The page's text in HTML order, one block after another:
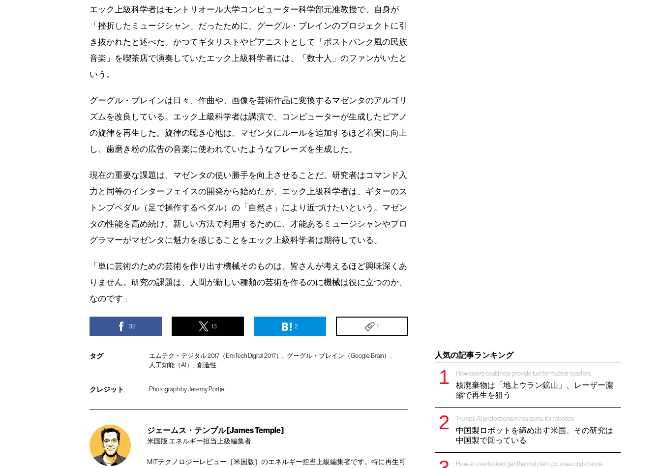
エック上級科学者はモントリオール大学コンピューター科学部元准教授で、自身が
「挫折したミュージシャン」だったために、グーグル・ブレインのプロジェクトに引
き抜かれたと述べた。かつてギタリストやピアニストとして「ポストパンク風の民族
音楽」を喫茶店で演奏していたエック上級科学者には、「数十人」のファンがいたと
いう。
グーグル・ブレインは日々、作曲や、画像を芸術作品に変換するマゼンタのアルゴリ
ズムを改良している。エック上級科学者は講演で、コンピューターが生成したピアノ
の旋律を再生した。旋律の聴き心地は、マゼンタにルールを追加するほど着実に向上
し、歯磨き粉の広告の音楽に使われていたようなフレーズを生成した。
現在の重要な課題は、マゼンタの使い勝手を向上させることだ。研究者はコマンド入
力と同等のインターフェイスの開発から始めたが、エック上級科学者は、ギターのス
トンプペダル（足で操作するペダル）の「自然さ」により近づけたいという。マゼン
タの性能を高め続け、新しい方法で利用するために、才能あるミュージシャンやプロ
グラマーがマゼンタに魅力を感じることをエック上級科学者は期待している。
「単に芸術のための芸術を作り出す機械そのものは、皆さんが考えるほど興味深くあ
りません。研究の課題は、人間が新しい種類の芸術を作るのに機械は役に立つのか、
なのです」
32 13 2 1
人気の記事ランキング
How lasers could help provide fuel for nuclear reactors
核廃棄物は「地上ウラン鉱山」、レーザー濃
縮で再生を狙う
Trump’s AI protectionism has come for robotics
中国製ロボットを締め出す米国、その研究は
中国製で回っている
How an overlooked geothermal plant got a second chance
タグ エムテク・デジタル 2017（EmTech Digital 2017）
グーグル・ブレイン（Google Brain）
人工知能（AI）
創造性
クレジット Photograph by Jeremy Portje
ジェームス・テンプル [James Temple]
米国版 エネルギー担当上級編集者
MITテクノロジーレビュー［米国版］のエネルギー担当上級編集者です。特に再生可